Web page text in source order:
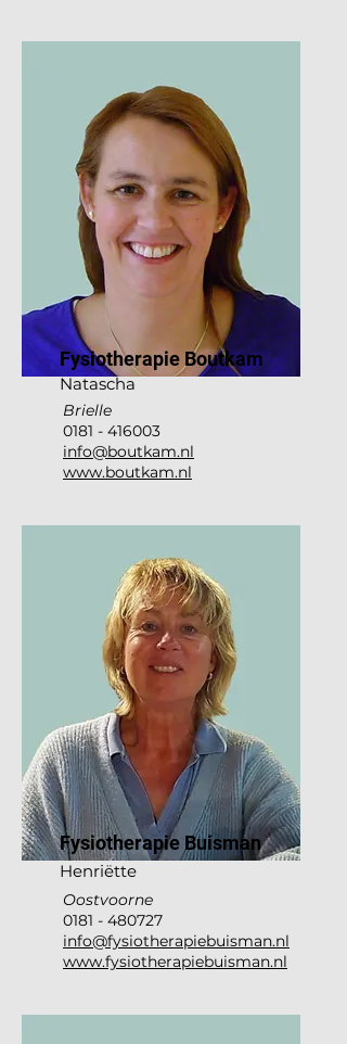
Fysiotherapie Boutkam
Natascha
Brielle
0181 - 416003
info@boutkam.nl
www.boutkam.nl
Fysiotherapie Buisman
Henriëtte
Oostvoorne
0181 - 480727
info@fysiotherapiebuisman.nl
www.fysiotherapiebuisman.nl